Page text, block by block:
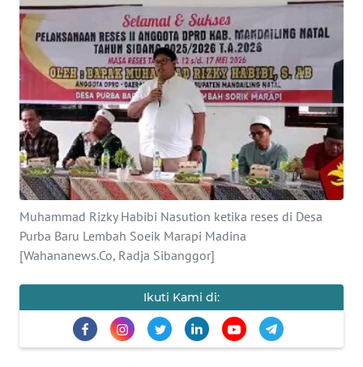
Muhammad Rizky Habibi Nasution ketika reses di Desa
Purba Baru Lembah Soeik Marapi Madina
[Wahananews.Co, Radja Sibanggor]
Ikuti Kami di:
Informasi
INDEKS
BERITA
KONTAK
KAMI
INFO
TENTANG
KAMI
PEDOMAN
SIBER